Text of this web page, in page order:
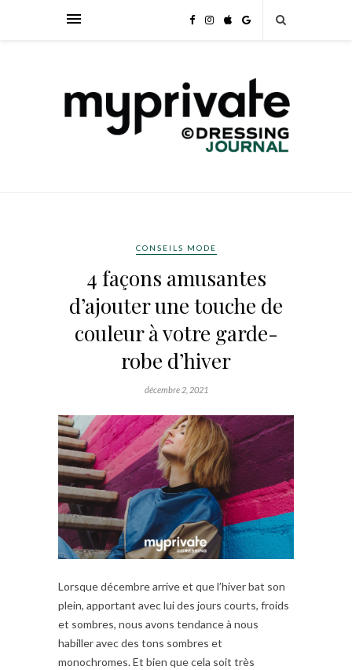
CONSEILS MODE
4 façons amusantes
d’ajouter une touche de
couleur à votre garde-
robe d’hiver
décembre 2, 2021
Lorsque décembre arrive et que l’hiver bat son
plein, apportant avec lui des jours courts, froids
et sombres, nous avons tendance à nous
habiller avec des tons sombres et
monochromes. Et bien que cela soit très